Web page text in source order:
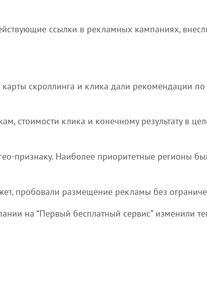
ссылки в рекламных кампаниях,
скроллинга и клика дали рекомендации
стоимости клика и конечному результату в
признаку. Наиболее приоритетные регионы
пробовали размещение рекламы без
на “Первый бесплатный сервис” изменили